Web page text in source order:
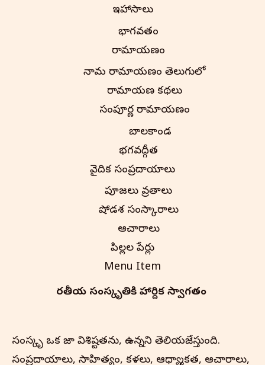
ఇతిహాసాలు
భాగవతం
రామాయణం
నామ రామాయణం తెలుగులో
రామాయణ కథలు
సంపూర్ణ రామాయణం
బాలకాండ
భగవద్గీత
వైదిక సంప్రదాయాలు
పూజలు వ్రతాలు
షోడశ సంస్కారాలు
ఆచారాలు
పిల్లల పేర్లు
Menu Item
భారతీయ సంస్కృతి‌కి హార్దిక స్వాగతం
సంస్కృతి ఒక జాతి విశిష్టతను, ఉన్నతిని తెలియజేస్తుంది.
సంప్రదాయాలు, సాహిత్యం, కళలు, ఆధ్యాత్మికత, ఆచారాలు,